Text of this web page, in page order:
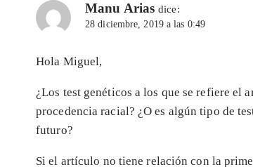
Manu Arias dice:
28 diciembre, 2019 a las 0:49
Hola Miguel,
¿Los test genéticos a los que se refiere el
procedencia racial? ¿O es algún tipo de
futuro?
Si el artículo no tiene relación con la